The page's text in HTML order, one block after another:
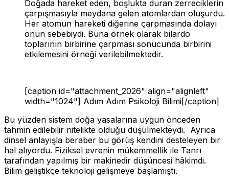
Doğada hareket eden, boşlukta duran zerreciklerin
çarpışmasıyla meydana gelen atomlardan oluşurdu.
Her atomun hareketi diğerine çarpmasında dolayı
onun sebebiydi. Buna örnek olarak bilardo
toplarının birbirine çarpması sonucunda birbirini
etkilemesini örneği verilebilmektedir.
[caption id="attachment_2026" align="alignleft"
width="1024"] Adım Adım Psikoloji Bilimi[/caption]
Bu yüzden sistem doğa yasalarına uygun önceden
tahmin edilebilir nitelikte olduğu düşülmekteydi. Ayrıca
dinsel anlayışla beraber bu görüş kendini desteleyen bir
hal alıyordu. Fiziksel evrenin mükemmellik ile Tanrı
tarafından yapılmış bir makinedir düşüncesi hâkimdi.
Bilim geliştikçe teknoloji gelişmeye başlamıştı.